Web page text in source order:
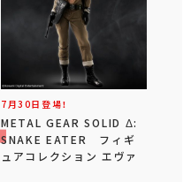
7月30日登場！
METAL GEAR SOLID Δ:
SNAKE EATER フィギ
ュアコレクション エヴァ